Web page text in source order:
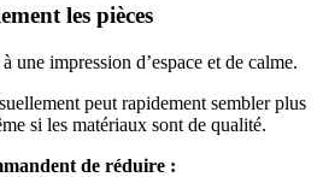
les pièces
une impression d’espace et de calme.
peut rapidement sembler plus
si les matériaux sont de qualité.
de réduire :